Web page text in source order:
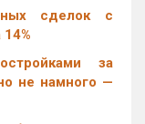
сделок с
за
не намного —